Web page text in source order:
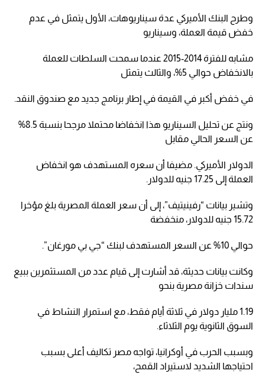
وطرح البنك الأميركي عدة سيناريوهات، الأول يتمثل في عدم
خفض قيمة العملة، وسيناريو
مشابه للفترة 2014-2015 عندما سمحت السلطات للعملة
بالانخفاض حوالي 5%، والثالث يتمثل
في خفض أكبر في القيمة في إطار برنامج جديد مع صندوق النقد.
ونتج عن تحليل السيناريو هذا انخفاضا محتملا مرجحا بنسبة 8.5%
عن السعر الحالي مقابل
الدولار الأميركي. مضيفا أن سعره المستهدف هو انخفاض
العملة إلى 17.25 جنيه للدولار.
وتشير بيانات “رفينيتيف”، إلى أن سعر العملة المصرية بلغ مؤخرا
15.72 جنيه للدولار، منخفضة
حوالي 10% عن السعر المستهدف لبنك “جي بي مورغان”.
وكانت بيانات حديثة، قد أشارت إلى قيام عدد من المستثمرين ببيع
سندات خزانة مصرية بنحو
1.19 مليار دولار في ثلاثة أيام فقط، مع استمرار النشاط في
السوق الثانوية يوم الثلاثاء.
وبسبب الحرب في أوكرانيا، تواجه مصر تكاليف أعلى بسبب
احتياجها الشديد لاستيراد القمح،